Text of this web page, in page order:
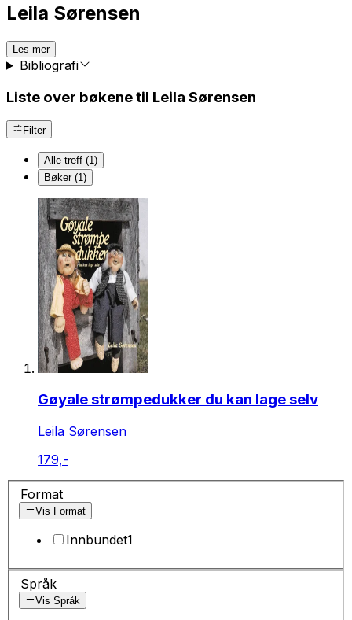
Leila Sørensen
Les mer
Bibliografi
Liste over bøkene til Leila Sørensen
Filter
Alle treff (1)
Bøker (1)
Gøyale strømpedukker du kan lage selv
Leila Sørensen
179,-
Format
Vis Format
Innbundet1
Språk
Vis Språk